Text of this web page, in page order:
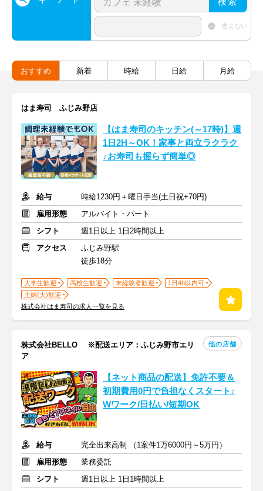
含まない
おすすめ 新着 時給 日給 月給
はま寿司 ふじみ野店
【はま寿司のキッチン(～17時)】週
1日2H～OK！家事と両立ラクラク
♪お寿司も握らず簡単◎
給与
時給1230円＋曜日手当(土日祝+70円)
雇用形態
アルバイト・パート
シフト
週1日以上 1日2時間以上
アクセス
ふじみ野駅
徒歩18分
大学生歓迎 高校生歓迎 未経験者歓迎
1日4h以内可
主婦(夫)歓迎
株式会社はま寿司の求人一覧を見る
株式会社BELLO ※配送エリア：ふじみ野市エリ
ア
他の店舗
【ネット商品の配送】免許不要＆
初期費用0円で負担なくスタート♪
Wワーク/日払い/短期OK
給与
完全出来高制 （1案件1万6000円～5万円）
雇用形態
業務委託
シフト
週1日以上 1日1時間以上